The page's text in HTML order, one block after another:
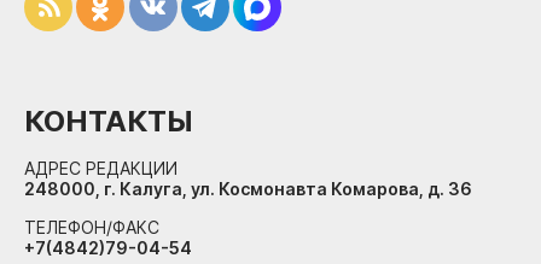
КОНТАКТЫ
АДРЕС РЕДАКЦИИ
248000, г. Калуга, ул. Космонавта Комарова, д. 36
ТЕЛЕФОН/ФАКС
+7(4842)79-04-54